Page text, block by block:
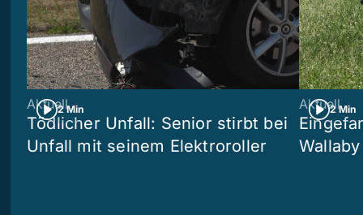
2 Min
Aktuell
Tödlicher Unfall: Senior stirbt bei
Unfall mit seinem Elektroroller
2 Min
Aktuell